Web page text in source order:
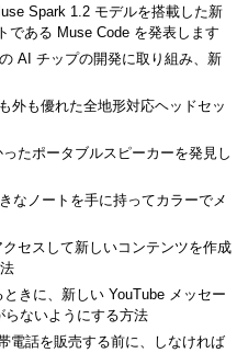
Spark 1.2 モデルを搭載した新
である Muse Code を発表します
AI チップの開発に取り組み、新
外も優れた全地形対応ヘッドセッ
たポータブルスピーカーを発見し
なノートを手に持ってカラーでメ
セスして新しいコンテンツを作成
きに、新しい YouTube メッセー
らないようにする方法
電話を販売する前に、しなければ